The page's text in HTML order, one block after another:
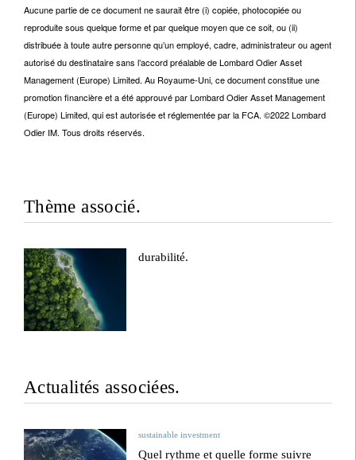
Aucune partie de ce document ne saurait être (i) copiée, photocopiée ou
reproduite sous quelque forme et par quelque moyen que ce soit, ou (ii)
distribuée à toute autre personne qu’un employé, cadre, administrateur ou agent
autorisé du destinataire sans l’accord préalable de Lombard Odier Asset
Management (Europe) Limited. Au Royaume-Uni, ce document constitue une
promotion financière et a été approuvé par Lombard Odier Asset Management
(Europe) Limited, qui est autorisée et réglementée par la FCA. ©2022 Lombard
Odier IM. Tous droits réservés.
Thème associé.
durabilité.
Actualités associées.
sustainable investment
Quel rythme et quelle forme suivre